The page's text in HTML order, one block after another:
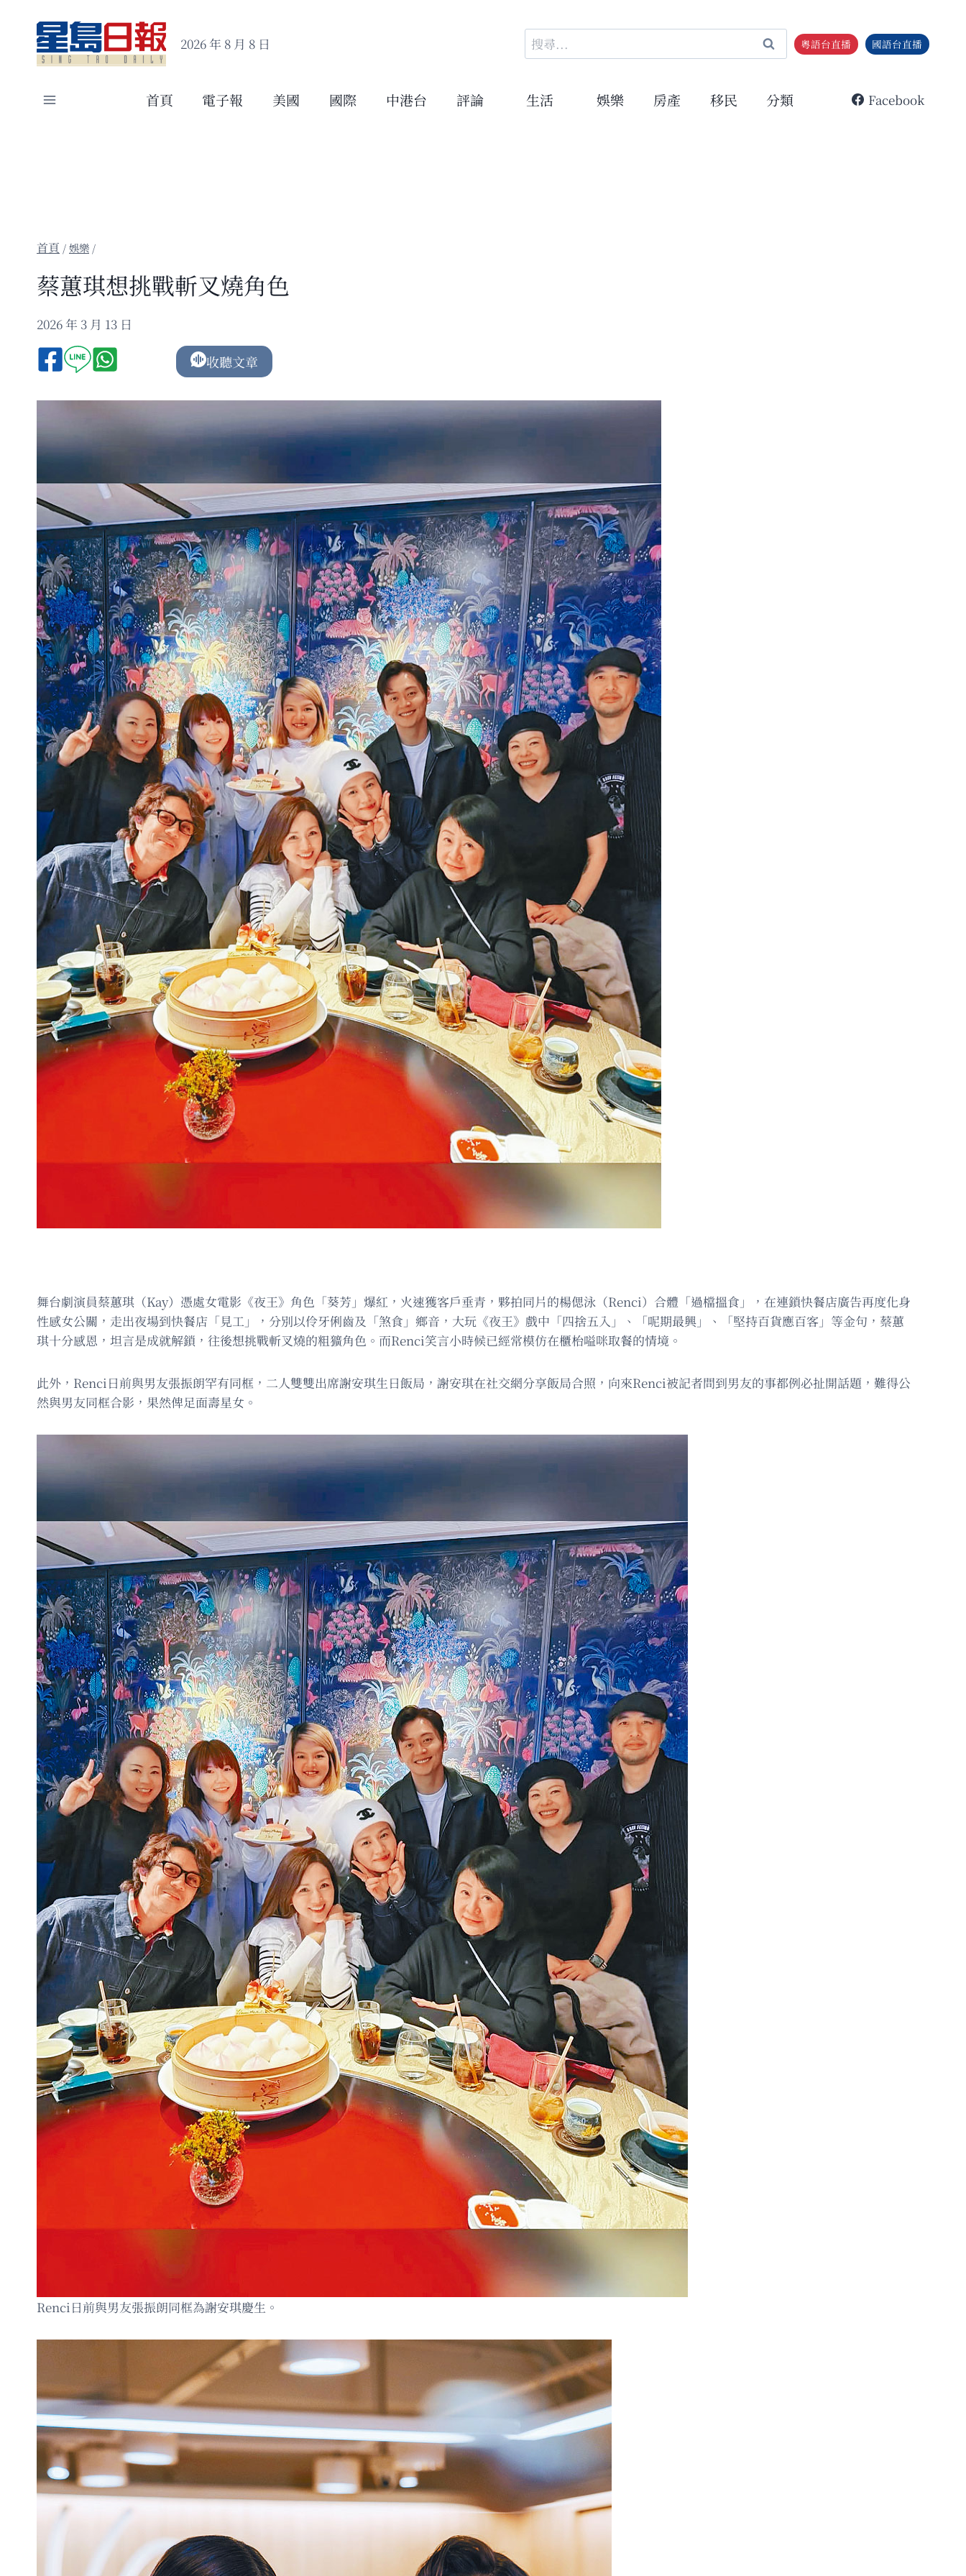
content
2026 年 8 月 8 日
搜
尋
鍵
粵語台直播 國語台直播
首頁 電子報 美國 國際 中港台 評論 生活 娛樂 房產 移民 分類 Facebook
/娛樂 /
蔡蕙琪想挑戰斬叉燒角色
2026 年 3 月 13 日
收聽文章
舞台劇演員蔡蕙琪（Kay）憑處女電影《夜王》角色「葵芳」爆紅，火速獲客戶垂青，夥拍同片的楊偲泳（Renci）合體「過檔搵食」，在連鎖快餐店廣告再度化身
性感女公關，走出夜場到快餐店「見工」，分別以伶牙俐齒及「煞食」鄉音，大玩《夜王》戲中「四捨五入」、「呢期最興」、「堅持百貨應百客」等金句，蔡蕙
琪十分感恩，坦言是成就解鎖，往後想挑戰斬叉燒的粗獷角色。而Renci笑言小時候已經常模仿在櫃枱嗌咪取餐的情境。
此外，Renci日前與男友張振朗罕有同框，二人雙雙出席謝安琪生日飯局，謝安琪在社交網分享飯局合照，向來Renci被記者問到男友的事都例必扯開話題，難得公
然與男友同框合影，果然俾足面壽星女。
Renci日前與男友張振朗同框為謝安琪慶生。